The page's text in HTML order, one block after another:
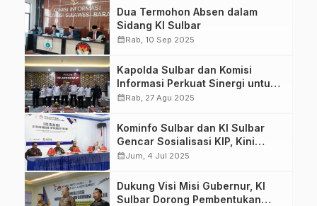
Dua Termohon Absen dalam
Sidang KI Sulbar
calendar_monthRab, 10 Sep 2025
Kapolda Sulbar dan Komisi
Informasi Perkuat Sinergi untuk
Dorong Keterbukaan Publik
calendar_monthRab, 27 Agu 2025
Kominfo Sulbar dan KI Sulbar
Gencar Sosialisasi KIP, Kini
Sambangi Kabupaten Mamuju
calendar_monthJum, 4 Jul 2025
Dukung Visi Misi Gubernur, KI
Sulbar Dorong Pembentukan